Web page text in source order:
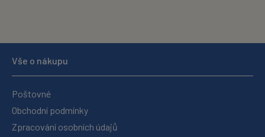
Vše o nákupu
Poštovné
Obchodní podmínky
Zpracování osobních údajů